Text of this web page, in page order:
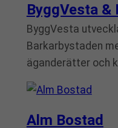
ByggVesta &
ByggVesta
Barkarbystaden
äganderätter och
Alm Bostad